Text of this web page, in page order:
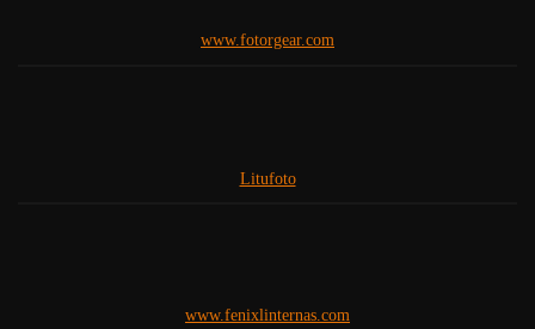
www.fotorgear.com
Litufoto
www.fenixlinternas.com